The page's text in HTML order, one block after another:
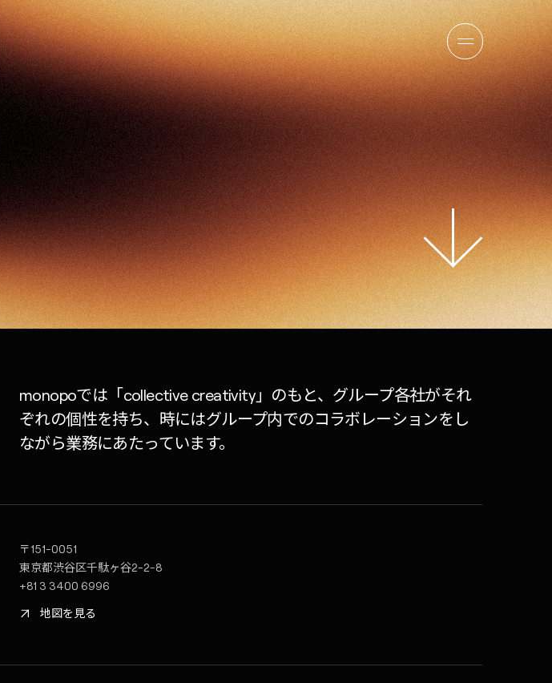
実績紹介 94 サービスビジョン会社情報チーム ニュース 採用情報 お問い合わせ
monopoでは「collective creativity」のもと、グループ各社がそれ
ぞれの個性を持ち、時にはグループ内でのコラボレーションをし
ながら業務にあたっています。
〒151-0051
東京都渋谷区千駄ヶ谷2-2-8
+81 3 3400 6996
地図を見る